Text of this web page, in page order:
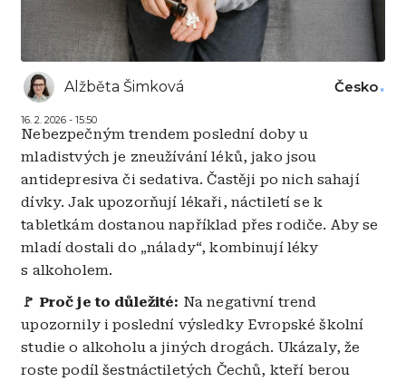
Alžběta Šimková
16. 2. 2026 - 15:50
Česko
Nebezpečným trendem poslední doby u
mladistvých je zneužívání léků, jako jsou
antidepresiva či sedativa. Častěji po nich sahají
dívky. Jak upozorňují lékaři, náctiletí se k
tabletkám dostanou například přes rodiče. Aby se
mladí dostali do „nálady“, kombinují léky
s alkoholem.
🚩 Proč je to důležité: Na negativní trend
upozornily i poslední výsledky Evropské školní
studie o alkoholu a jiných drogách. Ukázaly, že
roste podíl šestnáctiletých Čechů, kteří berou